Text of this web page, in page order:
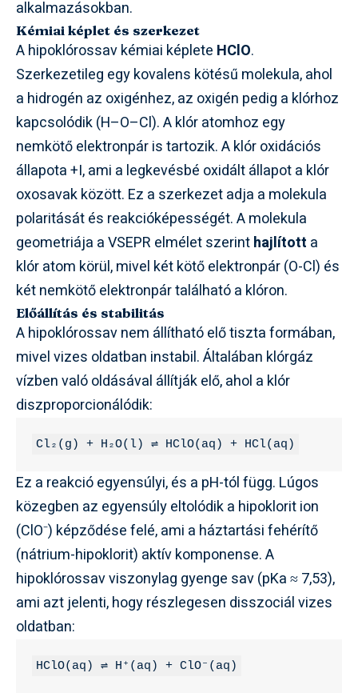
alkalmazásokban.
Kémiai képlet és szerkezet
A hipoklórossav kémiai képlete HClO.
Szerkezetileg egy kovalens kötésű molekula, ahol
a hidrogén az oxigénhez, az oxigén pedig a klórhoz
kapcsolódik (H–O–Cl). A klór atomhoz egy
nemkötő elektronpár is tartozik. A klór oxidációs
állapota +I, ami a legkevésbé oxidált állapot a klór
oxosavak között. Ez a szerkezet adja a molekula
polaritását és reakcióképességét. A molekula
geometriája a VSEPR elmélet szerinthajlított a
klór atom körül, mivel két kötő elektronpár (O-Cl) és
két nemkötő elektronpár található a klóron.
Előállítás és stabilitás
A hipoklórossav nem állítható elő tiszta formában,
mivel vizes oldatban instabil. Általában klórgáz
vízben való oldásával állítják elő, ahol a klór
diszproporcionálódik:
Cl₂(g) + H₂O(l) ⇌ HClO(aq) + HCl(aq)
Ez a reakció egyensúlyi, és a pH-tól függ. Lúgos
közegben az egyensúly eltolódik a hipoklorit ion
(ClO⁻) képződése felé, ami a háztartási fehérítő
(nátrium-hipoklorit) aktív komponense. A
hipoklórossav viszonylag gyenge sav (pKa ≈ 7,53),
ami azt jelenti, hogy részlegesen disszociál vizes
oldatban:
HClO(aq) ⇌ H⁺(aq) + ClO⁻(aq)